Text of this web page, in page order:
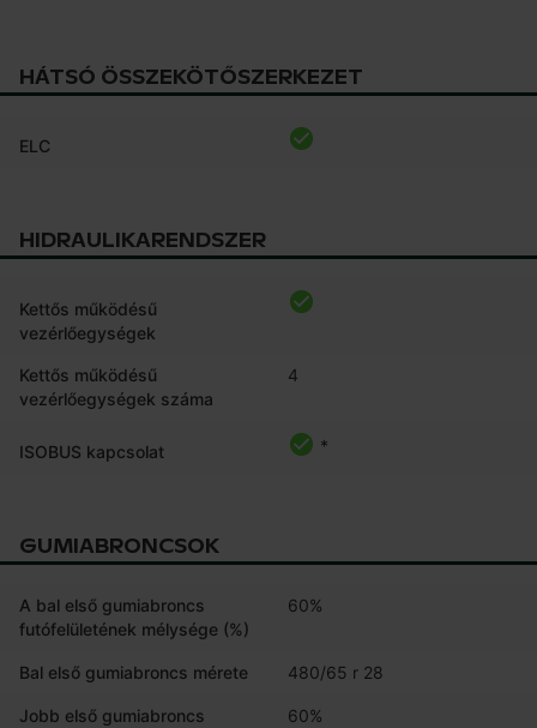
HÁTSÓ ÖSSZEKÖTŐSZERKEZET
ELC
HIDRAULIKARENDSZER
Kettős működésű
vezérlőegységek
Kettős működésű
vezérlőegységek száma
4
ISOBUS kapcsolat *
GUMIABRONCSOK
A bal első gumiabroncs
futófelületének mélysége (%)
60%
Bal első gumiabroncs mérete 480/65 r 28
Jobb első gumiabroncs
60%